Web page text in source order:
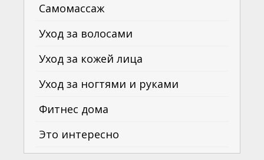
Самомассаж
Уход за волосами
Уход за кожей лица
Уход за ногтями и руками
Фитнес дома
Это интересно